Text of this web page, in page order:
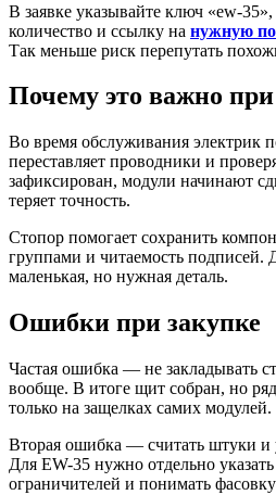
В заявке указывайте ключ «ew-
количество и ссылку на нужную
Так меньше риск перепутать
Почему это важно
Во время обслуживания электрик
переставляет проводники и
зафиксирован, модули начинают
теряет точность.
Стопор помогает сохранить
группами и читаемость подписей.
маленькая, но нужная деталь.
Ошибки при закупке
Частая ошибка — не закладывать
вообще. В итоге щит собран, но
только на защелках самих модулей.
Вторая ошибка — считать штуки и
Для EW-35 нужно отдельно
ограничителей и понимать